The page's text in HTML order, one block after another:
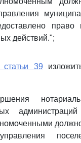
право
действий.";
статьи 39